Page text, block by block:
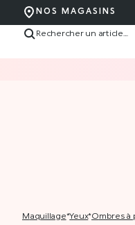
NOS MAGASINS
maquillage* yeux* ombres